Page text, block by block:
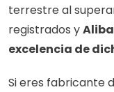
terrestre al
registrados y
excelencia de
Si eres fabricante